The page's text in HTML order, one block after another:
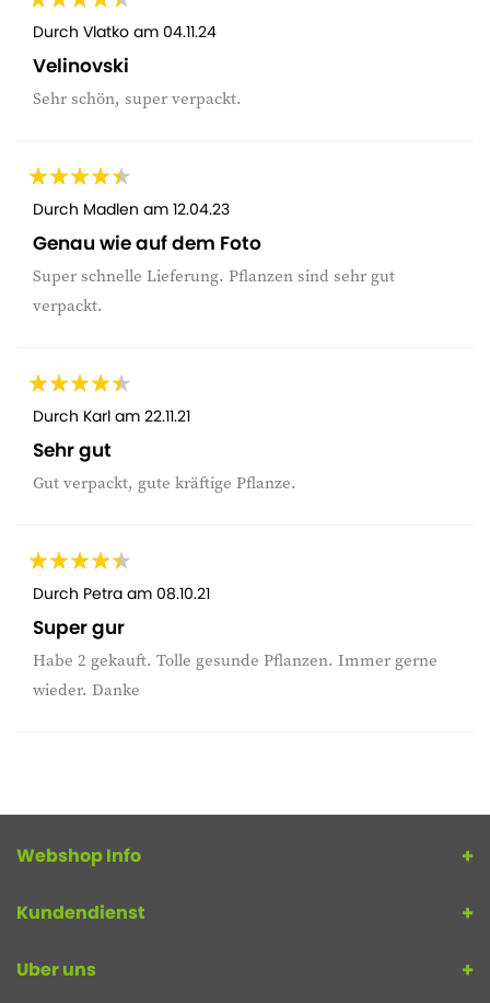
Durch Vlatko am 04.11.24
Velinovski
Sehr schön, super verpackt.
Durch Madlen am 12.04.23
Genau wie auf dem Foto
Super schnelle Lieferung. Pflanzen sind sehr gut
verpackt.
Durch Karl am 22.11.21
Sehr gut
Gut verpackt, gute kräftige Pflanze.
Durch Petra am 08.10.21
Super gur
Habe 2 gekauft. Tolle gesunde Pflanzen. Immer gerne
wieder. Danke
Webshop Info
Kundendienst
Uber uns